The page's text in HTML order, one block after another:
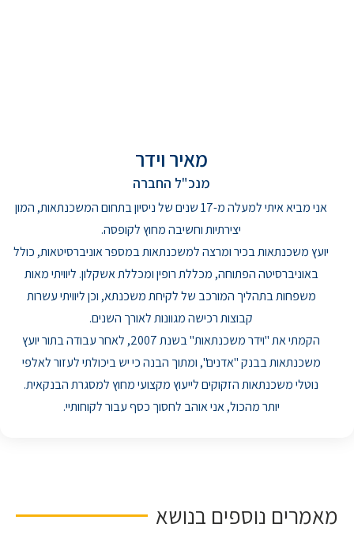
מאיר וידר
מנכ"ל החברה
אני מביא איתי למעלה מ-17 שנים של ניסיון בתחום המשכנתאות, המון
יצירתיות וחשיבה מחוץ לקופסה.
יועץ משכנתאות בכיר ומרצה למשכנתאות במספר אוניברסיטאות, כולל
באוניברסיטה הפתוחה, מכללת רופין ומכללת אשקלון. ליוויתי מאות
משפחות בתהליך המורכב של לקיחת משכנתא, וכן ליוויתי עשרות
קבוצות רכישה מגוונות לאורך השנים.
הקמתי את "וידר משכנתאות" בשנת 2007, לאחר עבודה בתור יועץ
משכנתאות בבנק "אדנים", ומתוך הבנה כי יש ביכולתי לעזור לאלפי
נוטלי משכנתאות הזקוקים לייעוץ מקצועי מחוץ למסגרת הבנקאית.
יותר מהכול, אני אוהב לחסוך כסף עבור לקוחותיי.
מאמרים נוספים בנושא